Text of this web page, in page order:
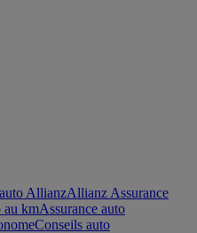
AllianzAllianz Assurance
au kmAssurance auto
Conseils auto